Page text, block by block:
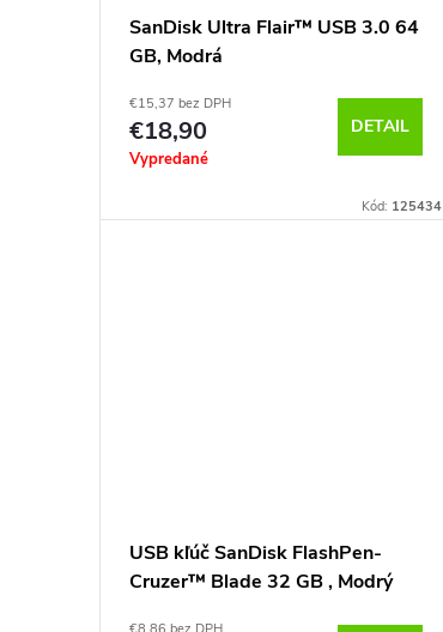
SanDisk Ultra Flair™ USB 3.0 64
GB, Modrá
€15,37 bez DPH
€18,90
Vypredané
DETAIL
Kód: 125434
USB kľúč SanDisk FlashPen-
Cruzer™ Blade 32 GB , Modrý